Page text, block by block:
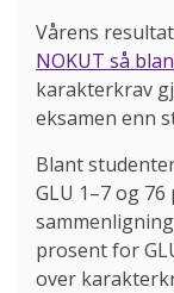
Vårens
NOKUT så
karakterkrav
eksamen enn
Blant
GLU 1–7 og
prosent for
over